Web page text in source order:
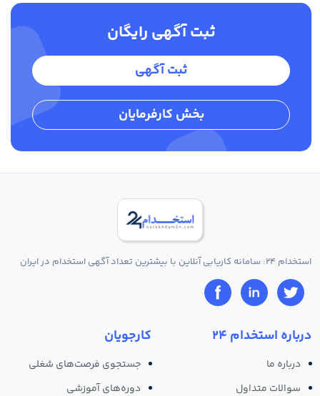
ثبت آگهی رایگان
ثبت آگهی
بخش کارفرمایان
استخدام 24: سامانه کاریابی آنلاین با بیشترین تعداد آگهی استخدام در ایران
درباره استخدام 24
درباره ما
سوالات متداول
کارجویان
جستجوی فرصت‌های شغلی
دوره‌های آموزشی